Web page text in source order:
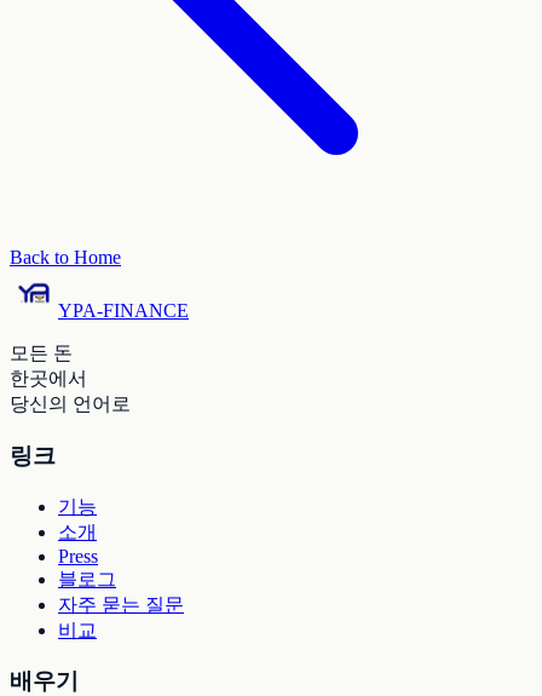
Back to Home
YPA-FINANCE
모든 돈
한곳에서
당신의 언어로
링크
기능
소개
Press
블로그
자주 묻는 질문
비교
배우기